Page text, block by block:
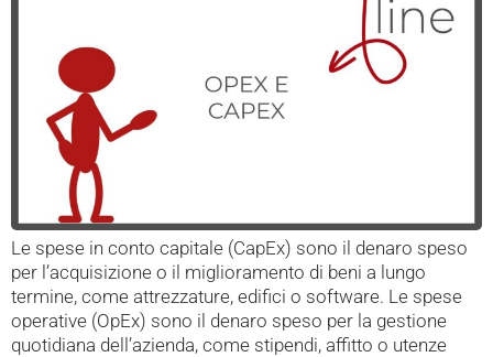
Le spese in conto capitale (CapEx) sono il denaro speso
per l’acquisizione o il miglioramento di beni a lungo
termine, come attrezzature, edifici o software. Le spese
operative (OpEx) sono il denaro speso per la gestione
quotidiana dell’azienda, come stipendi, affitto o utenze